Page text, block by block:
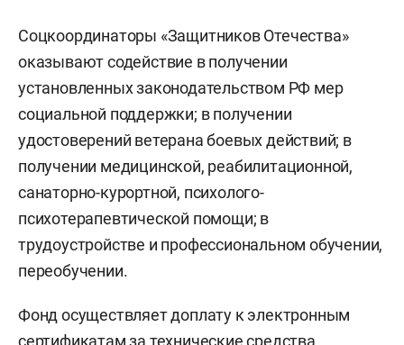
Соцкоординаторы «Защитников Отечества»
оказывают содействие в получении
установленных законодательством РФ мер
социальной поддержки; в получении
удостоверений ветерана боевых действий; в
получении медицинской, реабилитационной,
санаторно-курортной, психолого-
психотерапевтической помощи; в
трудоустройстве и профессиональном обучении,
переобучении.
Фонд осуществляет доплату к электронным
сертификатам за технические средства